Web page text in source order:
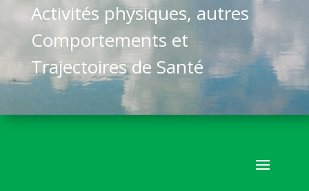
Activités physiques, autres
Comportements et
Trajectoires de Santé